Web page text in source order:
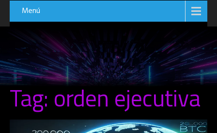
Menú
Tag: orden ejecutiva